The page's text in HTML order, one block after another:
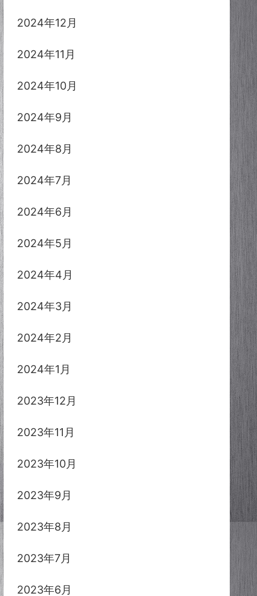
2024年12月
2024年11月
2024年10月
2024年9月
2024年8月
2024年7月
2024年6月
2024年5月
2024年4月
2024年3月
2024年2月
2024年1月
2023年12月
2023年11月
2023年10月
2023年9月
2023年8月
2023年7月
2023年6月